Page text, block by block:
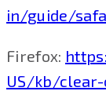
in/guide/
Firefox:
US/kb/